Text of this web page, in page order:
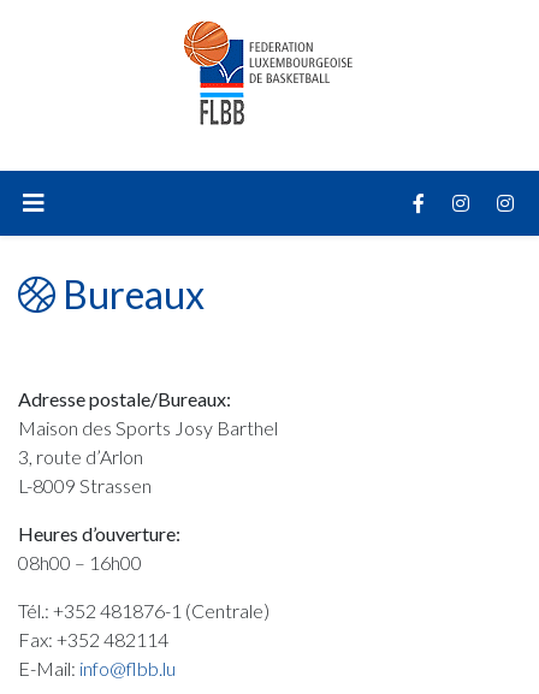
Bureaux
Adresse postale/Bureaux:
Maison des Sports Josy Barthel
3, route d’Arlon
L-8009 Strassen
Heures d’ouverture:
08h00 – 16h00
Tél.: +352 481876-1 (Centrale)
Fax: +352 482114
E-Mail: info@flbb.lu